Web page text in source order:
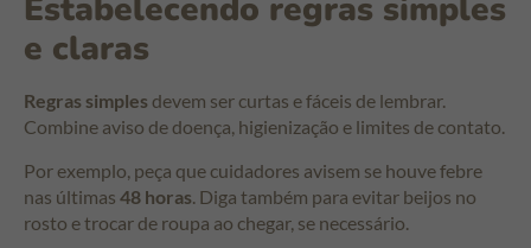
Estabelecendo regras simples
e claras
Regras simples devem ser curtas e fáceis de lembrar.
Combine aviso de doença, higienização e limites de contato.
Por exemplo, peça que cuidadores avisem se houve febre
nas últimas 48 horas. Diga também para evitar beijos no
rosto e trocar de roupa ao chegar, se necessário.